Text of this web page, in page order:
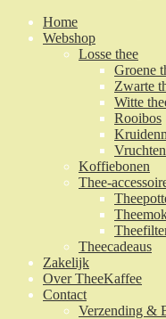
Home
Webshop
Losse thee
Groene
Zwarte
Witte
Rooibos
Koffiebonen
Thee-
Theecadeaus
Zakelijk
Over TheeKaffee
Contact
Verzending &